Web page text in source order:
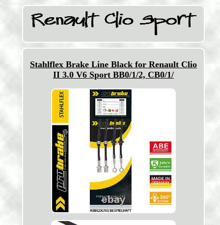
Stahlflex Brake Line Black for Renault Clio
II 3.0 V6 Sport BB0/1/2, CB0/1/